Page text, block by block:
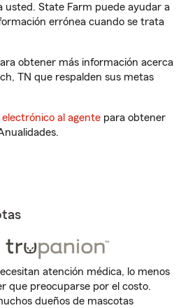
usted. State Farm puede ayudar a
errónea cuando se trata
obtener más información acerca
TN que respalden sus metas
al agente para obtener
atención médica, lo menos
que preocuparse por el costo.
dueños de mascotas